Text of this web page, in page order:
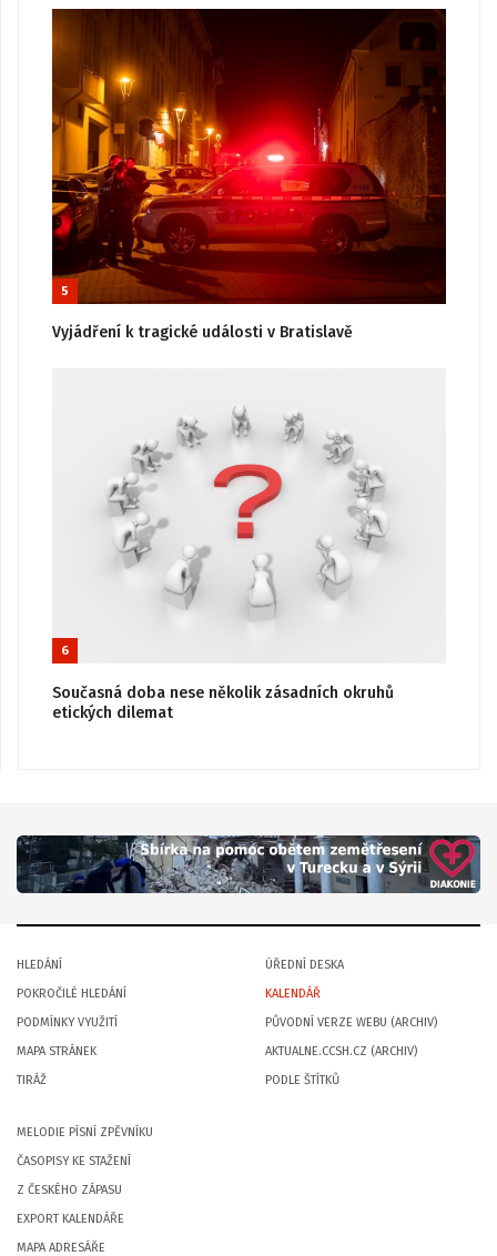
5
Vyjádření k tragické události v Bratislavě
6
Současná doba nese několik zásadních okruhů
etických dilemat
HLEDÁNÍ
POKROČILÉ HLEDÁNÍ
PODMÍNKY VYUŽITÍ
MAPA STRÁNEK
TIRÁŽ
ÚŘEDNÍ DESKA
KALENDÁŘ
PŮVODNÍ VERZE WEBU (ARCHIV)
AKTUALNE.CCSH.CZ (ARCHIV)
PODLE ŠTÍTKŮ
MELODIE PÍSNÍ ZPĚVNÍKU
ČASOPISY KE STAŽENÍ
Z ČESKÉHO ZÁPASU
EXPORT KALENDÁŘE
MAPA ADRESÁŘE